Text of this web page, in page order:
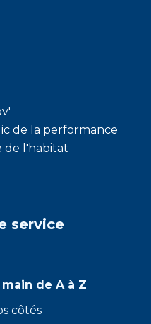
de la performance
de l'habitat
service
de A à Z
côtés